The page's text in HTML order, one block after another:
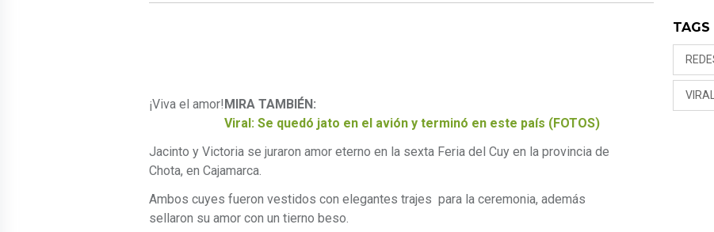
¡Viva el amor!MIRA TAMBIÉN:
Viral: Se quedó jato en el avión y terminó en este país (FOTOS)
Jacinto y Victoria se juraron amor eterno en la sexta Feria del Cuy en la provincia de
Chota, en Cajamarca.
Ambos cuyes fueron vestidos con elegantes trajes para la ceremonia, además
sellaron su amor con un tierno beso.
TAGS
VIRAL